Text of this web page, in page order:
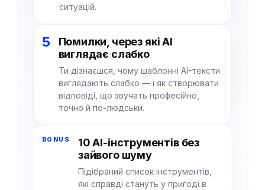
ситуацій.
5
Помилки, через які AI
виглядає слабко
Ти дізнаєшся, чому шаблонні AI-тексти
виглядають слабко — і як створювати
відповіді, що звучать професійно,
точно й по-людськи.
BONUS
10 AI-інструментів без
зайвого шуму
Підібраний список інструментів,
які справді стануть у пригоді в